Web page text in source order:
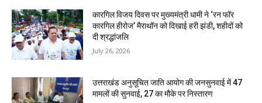
कारगिल विजय दिवस पर मुख्यमंत्री धामी ने ‘रन फॉर
कारगिल हीरोज’ मैराथॉन को दिखाई हरी झंडी, शहीदों को
दी श्रद्धांजलि
July 26, 2026
उत्तराखंड अनुसूचित जाति आयोग की जनसुनवाई में 47
मामलों की सुनवाई, 27 का मौके पर निस्तारण